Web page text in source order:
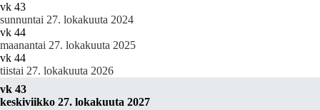
vk 43
sunnuntai 27. lokakuuta 2024
vk 44
maanantai 27. lokakuuta 2025
vk 44
tiistai 27. lokakuuta 2026
vk 43
keskiviikko 27. lokakuuta 2027